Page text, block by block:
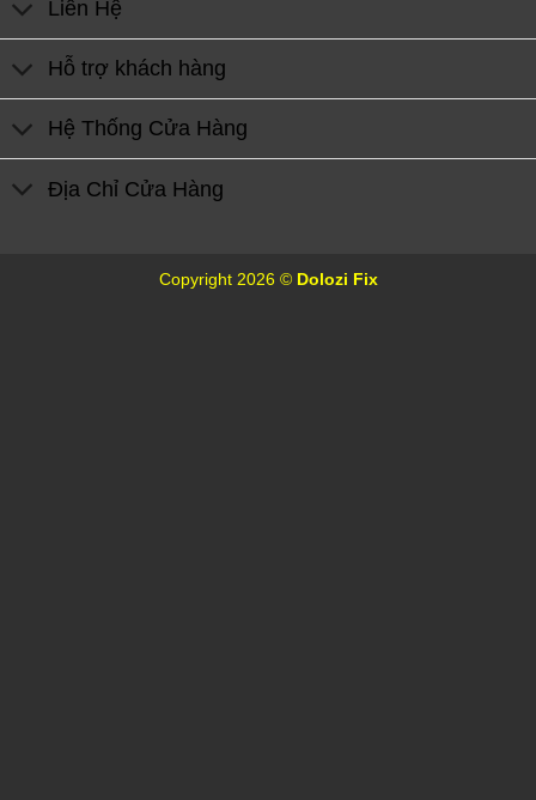
Liên Hệ
Hỗ trợ khách hàng
Hệ Thống Cửa Hàng
Địa Chỉ Cửa Hàng
Copyright 2026 © Dolozi Fix